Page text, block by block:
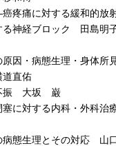
痛に対する緩和的放
神経ブロック 田島明
因・病態生理・身体所
直佑
振 大坂 巌
に対する内科・外科治
態生理とその対応 山